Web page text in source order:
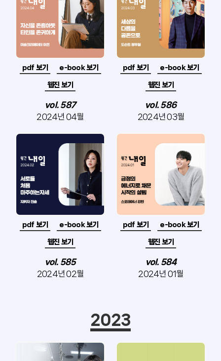
pdf 보기 e-book 보기
웹진 보기
vol. 587
2024년 04월
pdf 보기 e-book 보기
웹진 보기
vol. 586
2024년 03월
pdf 보기 e-book 보기
웹진 보기
vol. 585
2024년 02월
pdf 보기 e-book 보기
웹진 보기
vol. 584
2024년 01월
2023